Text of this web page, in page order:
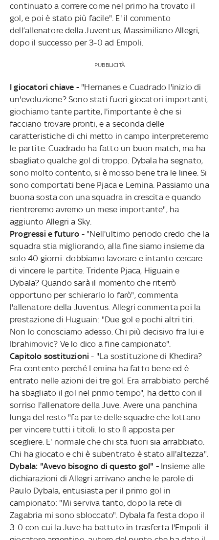
continuato a correre come nel primo ha trovato il
gol, e poi è stato più facile". E' il commento
dell’allenatore della Juventus, Massimiliano Allegri,
dopo il successo per 3-0 ad Empoli.
PUBBLICITÀ
I giocatori chiave - "Hernanes e Cuadrado l'inizio di
un'evoluzione? Sono stati fuori giocatori importanti,
giochiamo tante partite, l'importante è che si
facciano trovare pronti, e a seconda delle
caratteristiche di chi metto in campo interpreteremo
le partite. Cuadrado ha fatto un buon match, ma ha
sbagliato qualche gol di troppo. Dybala ha segnato,
sono molto contento, si è mosso bene tra le linee. Si
sono comportati bene Pjaca e Lemina. Passiamo una
buona sosta con una squadra in crescita e quando
rientreremo avremo un mese importante", ha
aggiunto Allegri a Sky.
Progressi e futuro - "Nell'ultimo periodo credo che la
squadra stia migliorando, alla fine siamo insieme da
solo 40 giorni: dobbiamo lavorare e intanto cercare
di vincere le partite. Tridente Pjaca, Higuain e
Dybala? Quando sarà il momento che riterrò
opportuno per schierarlo lo farò", commenta
l'allenatore della Juventus. Allegri commenta poi la
prestazione di Huguain: "Due gol e pochi altri tiri.
Non lo conosciamo adesso. Chi più decisivo fra lui e
Ibrahimovic? Ve lo dico a fine campionato".
Capitolo sostituzioni- "La sostituzione di Khedira?
Era contento perché Lemina ha fatto bene ed è
entrato nelle azioni dei tre gol. Era arrabbiato perché
ha sbagliato il gol nel primo tempo", ha detto con il
sorriso l'allenatore della Juve. Avere una panchina
lunga del resto "fa parte delle squadre che lottano
per vincere tutti i titoli. Io sto lì apposta per
scegliere. E' normale che chi sta fuori sia arrabbiato.
Chi ha giocato e chi è subentrato è stato all'altezza".
Dybala: "Avevo bisogno di questo gol" - Insieme alle
dichiarazioni di Allegri arrivano anche le parole di
Paulo Dybala, entusiasta per il primo gol in
campionato: "Mi serviva tanto, dopo la rete di
Zagabria mi sono sbloccato". Dybala fa festa dopo il
3-0 con cui la Juve ha battuto in trasferta l'Empoli: il